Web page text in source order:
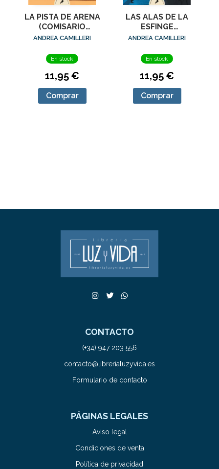
LA PISTA DE ARENA
(COMISARIO
MONTALBANO 16)
ANDREA CAMILLERI
En stock
11,95 €
Comprar
LAS ALAS DE LA
ESFINGE
(COMISARIO
ANDREA CAMILLERI
En stock
11,95 €
Comprar
CONTACTO
(+34) 947 203 556
contacto@librerialuzyvida.es
Formulario de contacto
PÁGINAS LEGALES
Aviso legal
Condiciones de venta
Política de privacidad